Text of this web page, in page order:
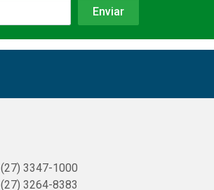
(27) 3347-1000
(27) 3264-8383